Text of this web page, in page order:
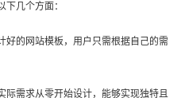
几个方面：
好的网站模板，用户只需根据自己的需
际需求从零开始设计，能够实现独特且